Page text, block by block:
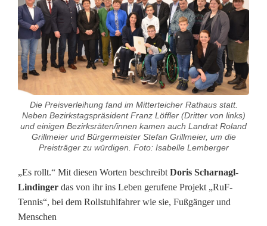
n
k
l
u
i
n
s
p
Die Preisverleihung fand im Mitterteicher Rathaus statt.
Neben Bezirkstagspräsident Franz Löffler (Dritter von links)
und einigen Bezirksräten/innen kamen auch Landrat Roland
Grillmeier und Bürgermeister Stefan Grillmeier, um die
Preisträger zu würdigen. Foto: Isabelle Lemberger
„Es rollt.“ Mit diesen Worten beschreibtDoris Scharnagl-
Lindinger das von ihr ins Leben gerufene Projekt „RuF-
Tennis“, bei dem Rollstuhlfahrer wie sie, Fußgänger und
Menschen